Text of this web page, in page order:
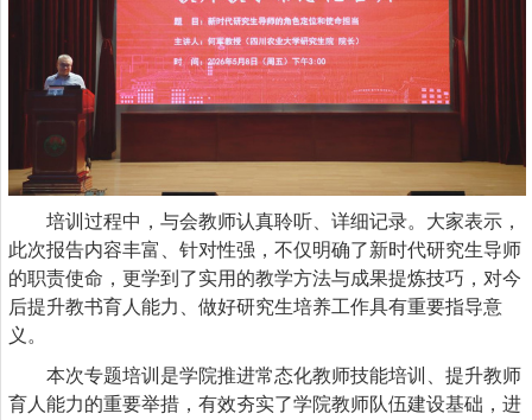
培训过程中， 与会教师认真聆听、详细记录。 大家表示，
此次报告内容丰富 、针对性强， 不仅明确了新时代研究生导师
的职责使命， 更学到了实用的教学方法与成果提炼技巧，对今
后提升教书育人能力、做好研究生培养工作具有重要指导意
义。
本次专题培训是学院推进常态化教师技能培训、提升教师
育人能力的重要举措，有效夯实了学院教师队伍建设基础，进